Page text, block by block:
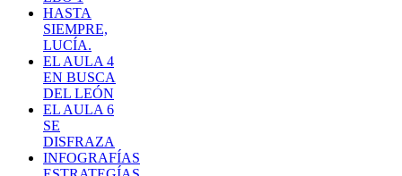
HASTA
SIEMPRE,
LUCÍA.
EL AULA 4
EN BUSCA
DEL LEÓN
EL AULA 6
SE
DISFRAZA
INFOGRAFÍAS